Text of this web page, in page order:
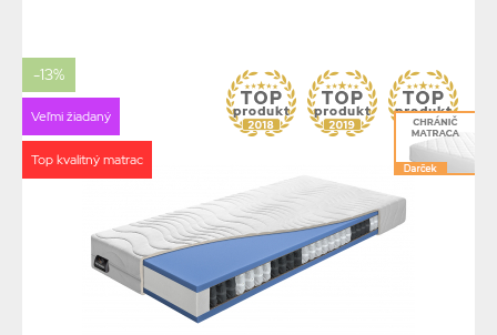
-13%
Veľmi žiadaný
Top kvalitný matrac